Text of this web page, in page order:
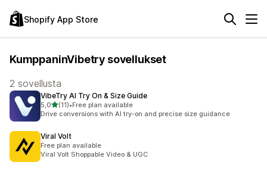
Shopify App Store
KumppaninVibetry sovellukset
2 sovellusta
VibeTry AI Try On & Size Guide
5,0/ 5 tähteä
(11)
11 arvostelua yhteensä
•Free plan available
Drive conversions with AI try-on and precise size guidance
Viral Volt
Free plan available
Viral Volt Shoppable Video & UGC